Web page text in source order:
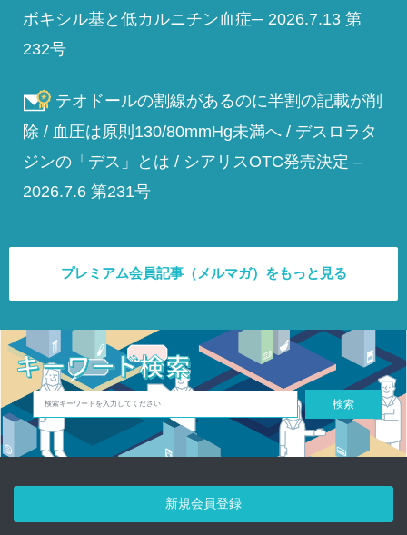
ボキシル基と低カルニチン血症─ 2026.7.13 第
232号
テオドールの割線があるのに半割の記載が削
除 / 血圧は原則130/80mmHg未満へ / デスロラタ
ジンの「デス」とは / シアリスOTC発売決定 –
2026.7.6 第231号
プレミアム会員記事（メルマガ）をもっと見る
検索
新規会員登録